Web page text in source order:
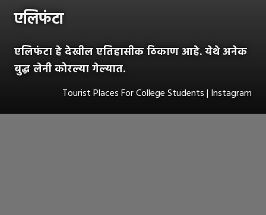
एलिफंटा
एलिफंटा हे देखील एतिहासीक ठिकाण आहे. येथे अनेक
बुद्ध लेनी कोरल्या गेल्यात.
Tourist Places For College Students | Instagram